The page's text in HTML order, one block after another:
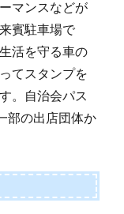
マンスなどが
賓駐車場で
活を守る車の
てスタンプを
。自治会パス
部の出店団体か